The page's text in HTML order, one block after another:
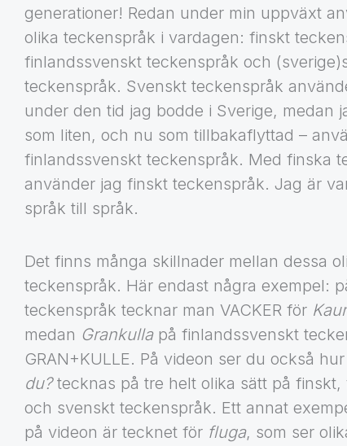
generationer! Redan under min uppväxt
olika teckenspråk i vardagen: finskt
finlandssvenskt teckenspråk och
teckenspråk. Svenskt teckenspråk
under den tid jag bodde i Sverige, medan
som liten, och nu som tillbakaflyttad –
finlandssvenskt teckenspråk. Med finska
använder jag finskt teckenspråk. Jag är
språk till språk.
Det finns många skillnader mellan dessa
teckenspråk. Här endast några exempel:
teckenspråk tecknar man VACKER för
medan Grankullapå finlandssvenskt
GRAN+KULLE. På videon ser du också
du?tecknas på tre helt olika sätt på finskt,
och svenskt teckenspråk. Ett annat
på videon är tecknet för fluga, som ser